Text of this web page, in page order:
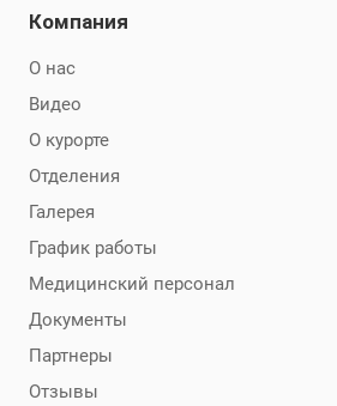
Компания
О нас
Видео
О курорте
Отделения
Галерея
График работы
Медицинский персонал
Документы
Партнеры
Отзывы